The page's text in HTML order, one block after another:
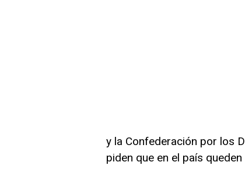
y la Confederación por los
piden que en el país